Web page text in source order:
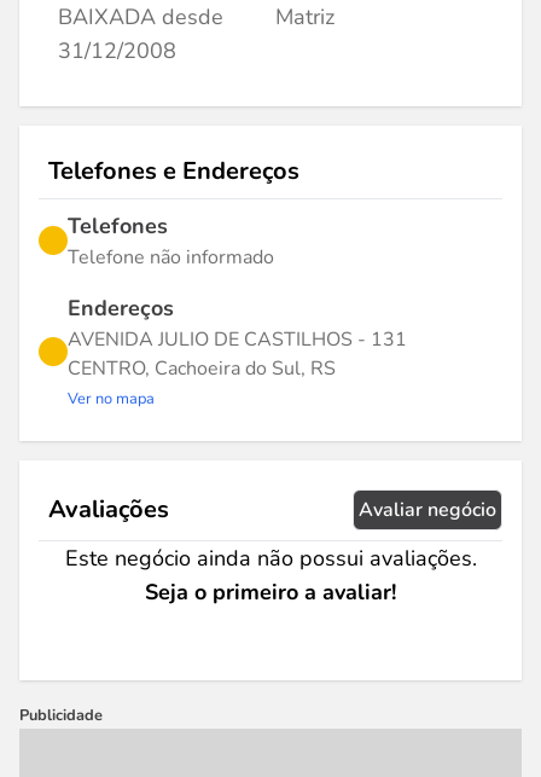
BAIXADA desde
31/12/2008
Matriz
Telefones e Endereços
Telefones
Telefone não informado
Endereços
AVENIDA JULIO DE CASTILHOS - 131
CENTRO, Cachoeira do Sul, RS
Ver no mapa
Avaliações Avaliar negócio
Este negócio ainda não possui avaliações.
Seja o primeiro a avaliar!
Publicidade